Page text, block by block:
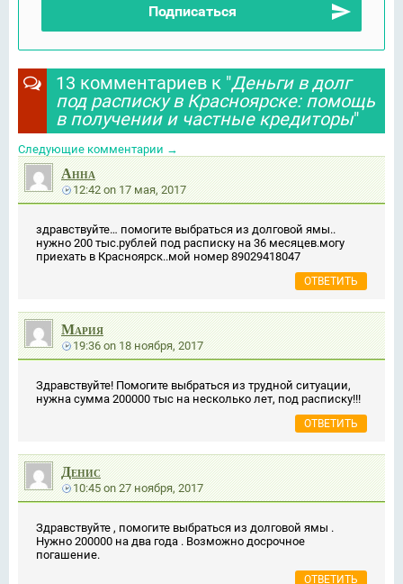
13 комментариев к "Деньги в долг
под расписку в Красноярске: помощь
в получении и частные кредиторы"
Следующие комментарии →
Анна
12:42on17 мая, 2017
здравствуйте… помогите выбраться из долговой ямы..
нужно 200 тыс.рублей под расписку на 36 месяцев.могу
приехать в Красноярск..мой номер 89029418047
ОТВЕТИТЬ
Мария
19:36on18 ноября, 2017
Здравствуйте! Помогите выбраться из трудной ситуации,
нужна сумма 200000 тыс на несколько лет, под расписку!!!
ОТВЕТИТЬ
Денис
10:45on27 ноября, 2017
Здравствуйте , помогите выбраться из долговой ямы .
Нужно 200000 на два года . Возможно досрочное
погашение.
ОТВЕТИТЬ